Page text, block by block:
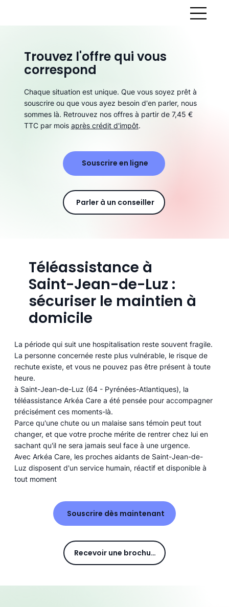
Téléassistance à
Saint-Jean-de-Luz :
sécuriser le maintien à
domicile
La période qui suit une hospitalisation reste souvent fragile.
La personne concernée reste plus vulnérable, le risque de
rechute existe, et vous ne pouvez pas être présent à toute
heure.
à Saint-Jean-de-Luz (64 - Pyrénées-Atlantiques), la
téléassistance Arkéa Care a été pensée pour accompagner
précisément ces moments-là.
Parce qu'une chute ou un malaise sans témoin peut tout
changer, et que votre proche mérite de rentrer chez lui en
sachant qu'il ne sera jamais seul face à une urgence.
Avec Arkéa Care, les proches aidants de Saint-Jean-de-
Luz disposent d'un service humain, réactif et disponible à
tout moment
Souscrire dès maintenant
Recevoir une brochure
Trouvez l'offre qui vous
correspond
Chaque situation est unique. Que vous soyez prêt à
souscrire ou que vous ayez besoin d'en parler, nous
sommes là. Retrouvez nos offres à partir de 7,45 €
TTC par mois après crédit d'impôt.
Souscrire en ligne
Parler à un conseiller